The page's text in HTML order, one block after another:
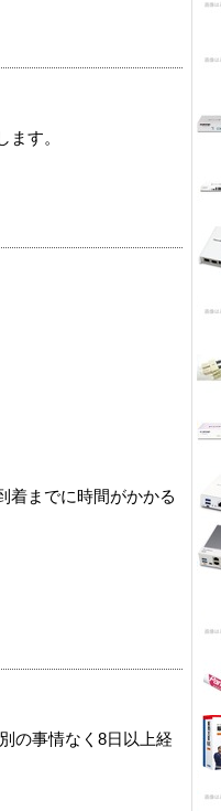
す。
着までに時間がかかる
の事情なく8日以上経